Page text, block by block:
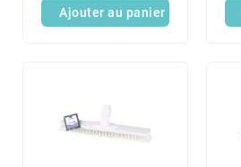
Ajouter au panier